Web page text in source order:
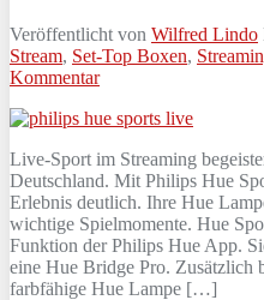
Veröffentlicht von Wilfred Lindo
Stream, Set-Top Boxen,
Kommentar
Live‑Sport im Streaming
Deutschland. Mit Philips Hue
Erlebnis deutlich. Ihre Hue
wichtige Spielmomente. Hue
Funktion der Philips Hue App.
eine Hue Bridge Pro. Zusätzlich
farbfähige Hue Lampe […]